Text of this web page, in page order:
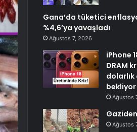
Gana’da tüketici
%4,6’ya yavaşladı
Ağustos 7, 2026
iPhone
DRAM
bekliyor
Ağustos
Ağustos